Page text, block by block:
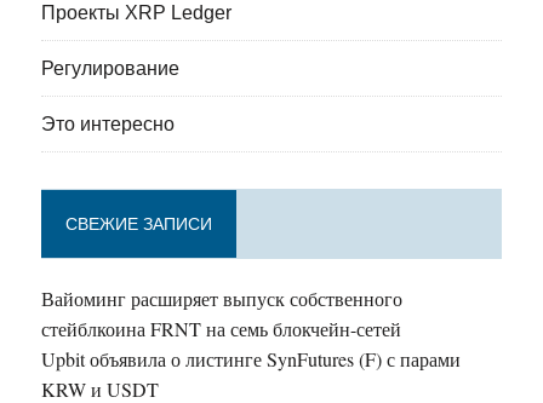
Проекты XRP Ledger
Регулирование
Это интересно
СВЕЖИЕ ЗАПИСИ
Вайоминг расширяет выпуск собственного
стейблкоина FRNT на семь блокчейн-сетей
Upbit объявила о листинге SynFutures (F) с парами
KRW и USDT